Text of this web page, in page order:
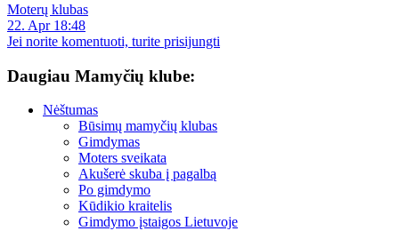
Moterų klubas
22. Apr 18:48
Jei norite komentuoti, turite prisijungti
Daugiau Mamyčių klube:
Nėštumas
Būsimų mamyčių klubas
Gimdymas
Moters sveikata
Akušerė skuba į pagalbą
Po gimdymo
Kūdikio kraitelis
Gimdymo įstaigos Lietuvoje